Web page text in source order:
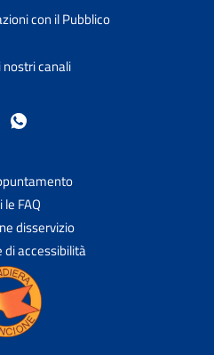
con il Pubblico
nostri canali
le FAQ
disservizio
di accessibilità